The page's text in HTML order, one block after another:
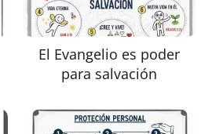
El Evangelio es poder
para salvación